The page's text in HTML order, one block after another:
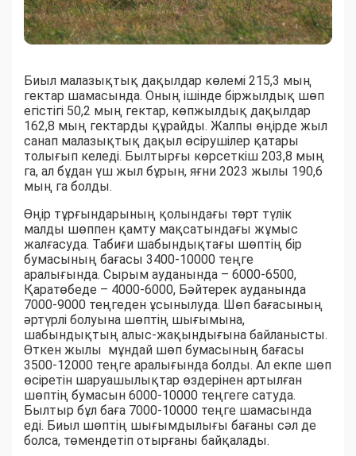
Биыл малазықтық дақылдар көлемі 215,3 мың
гектар шамасында. Оның ішінде біржылдық шөп
егістігі 50,2 мың гектар, көпжылдық дақылдар
162,8 мың гектарды құрайды. Жалпы өңірде жыл
санап малазықтық дақыл өсірушілер қатары
толығып келеді. Былтырғы көрсеткіш 203,8 мың
га, ал бұдан үш жыл бұрын, яғни 2023 жылы 190,6
мың га болды.
Өңір тұрғындарының қолындағы төрт түлік
малды шөппен қамту мақсатындағы жұмыс
жалғасуда. Табиғи шабындықтағы шөптің бір
бумасының бағасы 3400-10000 теңге
аралығында. Сырым ауданында – 6000-6500,
Қаратөбеде – 4000-6000, Бәйтерек ауданында
7000-9000 теңгеден ұсынылуда. Шөп бағасының
әртүрлі болуына шөптің шығымына,
шабындықтың алыс-жақындығына байланысты.
Өткен жылы мұндай шөп бумасының бағасы
3500-12000 теңге аралығында болды. Ал екпе шөп
өсіретін шаруашылықтар өздерінен артылған
шөптің бумасын 6000-10000 теңгеге сатуда.
Былтыр бұл баға 7000-10000 теңге шамасында
еді. Биыл шөптің шығымдылығы бағаны сәл де
болса, төмендетіп отырғаны байқалады.